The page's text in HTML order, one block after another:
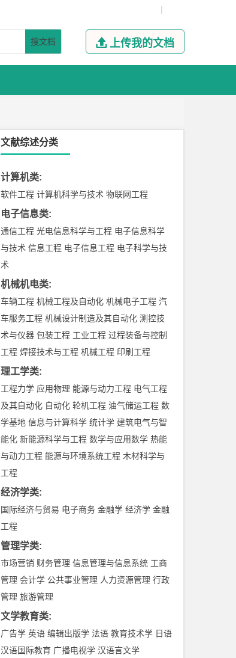
|
搜文档  上传我的文档
文献综述分类
计算机类:
软件工程 计算机科学与技术 物联网工程
电子信息类:
通信工程 光电信息科学与工程 电子信息科学
与技术 信息工程 电子信息工程 电子科学与技
术
机械机电类:
车辆工程 机械工程及自动化 机械电子工程 汽
车服务工程 机械设计制造及其自动化 测控技
术与仪器 包装工程 工业工程 过程装备与控制
工程 焊接技术与工程 机械工程 印刷工程
理工学类:
工程力学 应用物理 能源与动力工程 电气工程
及其自动化 自动化 轮机工程 油气储运工程 数
学基地 信息与计算科学 统计学 建筑电气与智
能化 新能源科学与工程 数学与应用数学 热能
与动力工程 能源与环境系统工程 木材科学与
工程
经济学类:
国际经济与贸易 电子商务 金融学 经济学 金融
工程
管理学类:
市场营销 财务管理 信息管理与信息系统 工商
管理 会计学 公共事业管理 人力资源管理 行政
管理 旅游管理
文学教育类:
广告学 英语 编辑出版学 法语 教育技术学 日语
汉语国际教育 广播电视学 汉语言文学